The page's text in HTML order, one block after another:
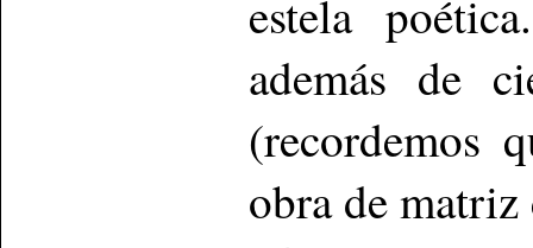
estela
además de
(recordemos
obra de matriz